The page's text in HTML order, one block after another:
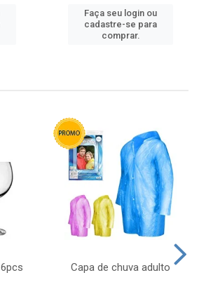
Faça seu login ou
cadastre-se para
comprar.
Capa de chuva adulto